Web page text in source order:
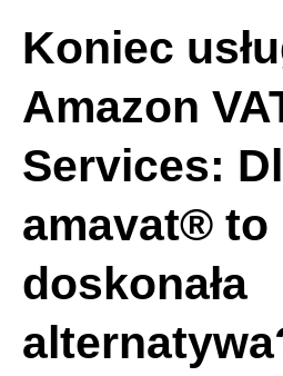
Koniec
Amazon
Services:
amavat® to
doskonała